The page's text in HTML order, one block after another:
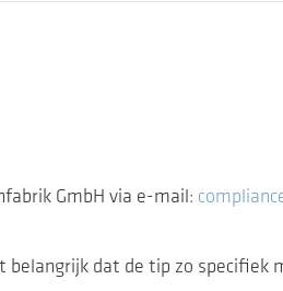
GmbH via e-mail:
dat de tip zo specifiek